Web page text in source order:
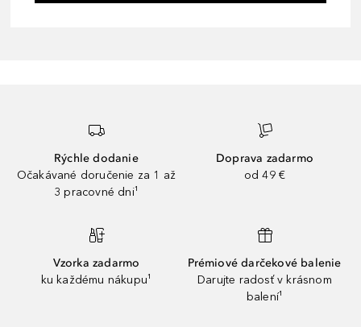
Rýchle dodanie
Očakávané doručenie za 1 až
3 pracovné dni¹
Doprava zadarmo
od 49 €
Vzorka zadarmo
ku každému nákupu¹
Prémiové darčekové balenie
Darujte radosť v krásnom
balení¹